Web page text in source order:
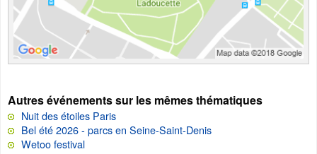
Autres événements sur les mêmes thématiques
Nuit des étoiles Paris
Bel été 2026 - parcs en Seine-Saint-Denis
Wetoo festival